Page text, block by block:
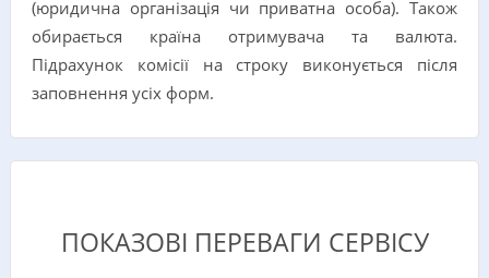
(юридична організація чи приватна особа). Також
обирається країна отримувача та валюта.
Підрахунок комісії на строку виконується після
заповнення усіх форм.
ПОКАЗОВІ ПЕРЕВАГИ СЕРВІСУ